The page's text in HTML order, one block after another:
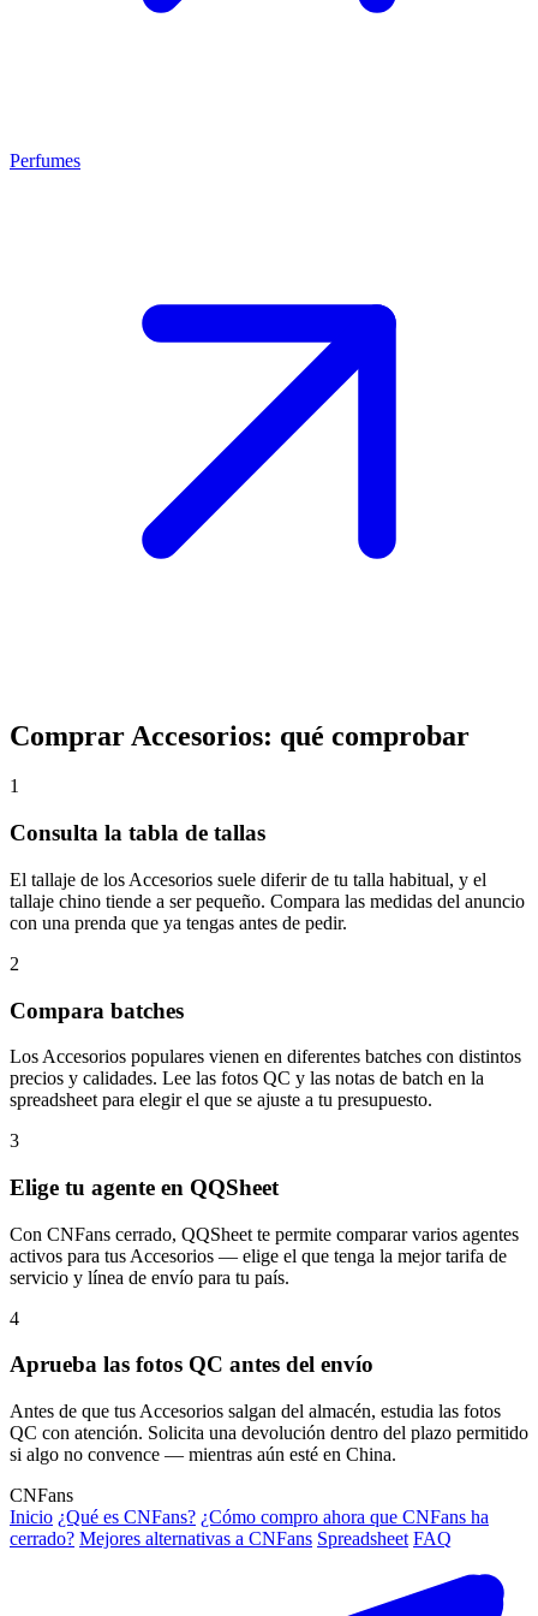
Perfumes
Comprar Accesorios: qué comprobar
1
Consulta la tabla de tallas
El tallaje de los Accesorios suele diferir de tu talla habitual, y el
tallaje chino tiende a ser pequeño. Compara las medidas del anuncio
con una prenda que ya tengas antes de pedir.
2
Compara batches
Los Accesorios populares vienen en diferentes batches con distintos
precios y calidades. Lee las fotos QC y las notas de batch en la
spreadsheet para elegir el que se ajuste a tu presupuesto.
3
Elige tu agente en QQSheet
Con CNFans cerrado, QQSheet te permite comparar varios agentes
activos para tus Accesorios — elige el que tenga la mejor tarifa de
servicio y línea de envío para tu país.
4
Aprueba las fotos QC antes del envío
Antes de que tus Accesorios salgan del almacén, estudia las fotos
QC con atención. Solicita una devolución dentro del plazo permitido
si algo no convence — mientras aún esté en China.
CNFans
Inicio ¿Qué es CNFans? ¿Cómo compro ahora que CNFans ha
cerrado? Mejores alternativas a CNFans Spreadsheet FAQ